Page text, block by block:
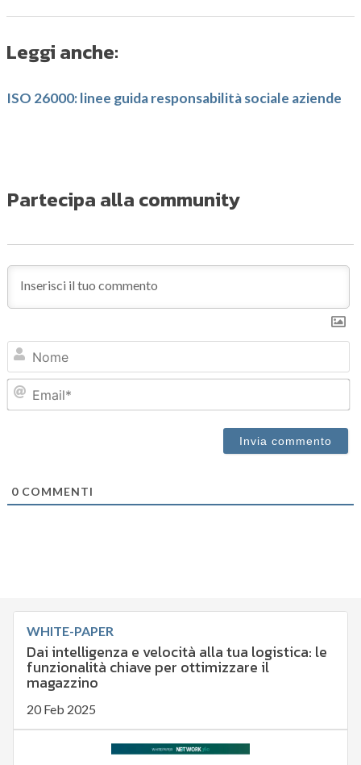
Leggi anche:
ISO 26000: linee guida responsabilità sociale aziende
Partecipa alla community
0COMMENTI
WHITE-PAPER
Dai intelligenza e velocità alla tua logistica: le
funzionalità chiave per ottimizzare il
magazzino
20 Feb 2025